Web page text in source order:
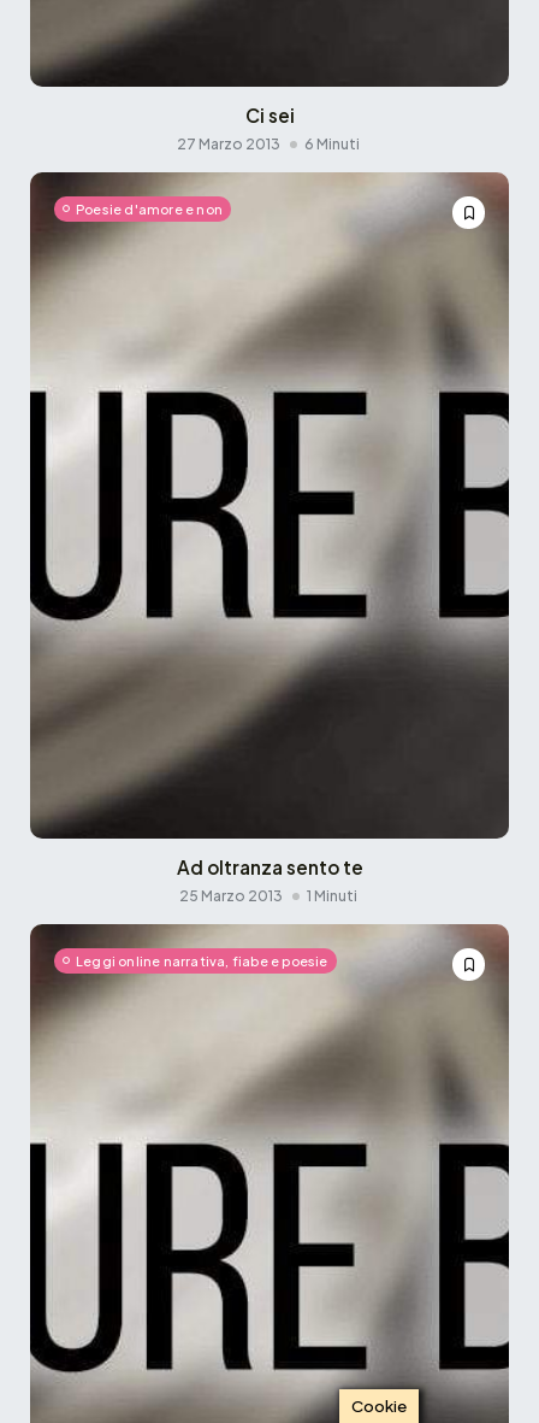
Ci sei
27 Marzo 2013 6 Minuti
Poesie d'amore e non
Ad oltranza sento te
25 Marzo 2013 1 Minuti
Leggi online narrativa, fiabe e poesie
Cookie